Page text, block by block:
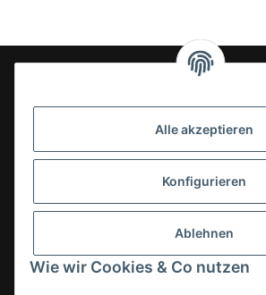
Alle akzeptieren
Konfigurieren
Ablehnen
Wie wir Cookies & Co nutzen
24-7en Kioskbedarf GmbH
- Sezer Kahveci & Cengiz Inci
33142 Büren, Deutschland
Kategorien